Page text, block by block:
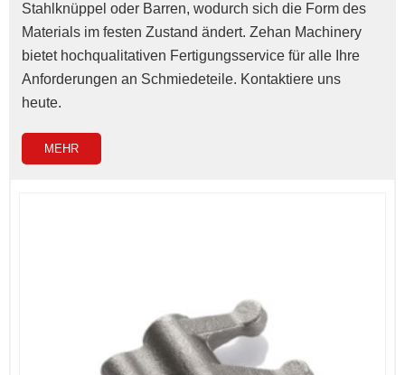
Stahlknüppel oder Barren, wodurch sich die Form des
Materials im festen Zustand ändert. Zehan Machinery
bietet hochqualitativen Fertigungsservice für alle Ihre
Anforderungen an Schmiedeteile. Kontaktiere uns
heute.
MEHR